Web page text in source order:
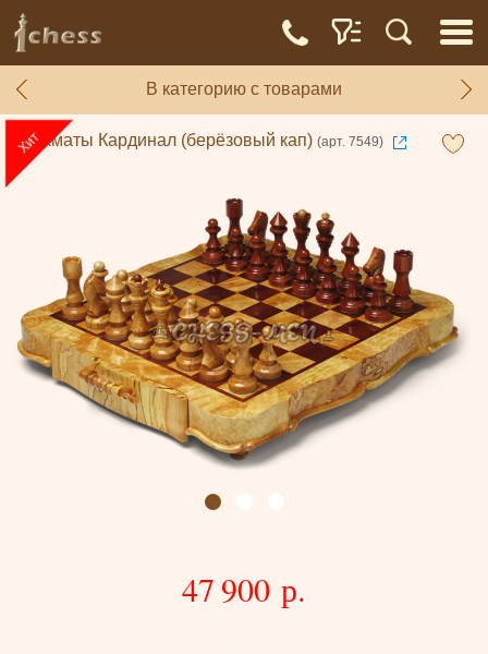
В категорию с товарами
Шахматы Кардинал (берёзовый кап) (арт. 7549)
47 900 р.